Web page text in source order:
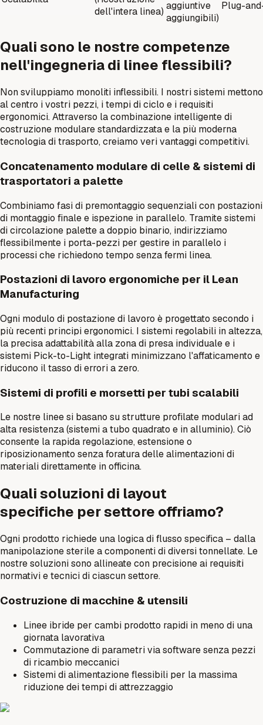
dell'intera linea) aggiuntive
aggiungibili)
Plug-
Quali sono le nostre competenze
nell'ingegneria di linee flessibili?
Non sviluppiamo monoliti inflessibili. I nostri sistemi mettono
al centro i vostri pezzi, i tempi di ciclo e i requisiti
ergonomici. Attraverso la combinazione intelligente di
costruzione modulare standardizzata e la più moderna
tecnologia di trasporto, creiamo veri vantaggi competitivi.
Concatenamento modulare di celle & sistemi di
trasportatori a palette
Combiniamo fasi di premontaggio sequenziali con postazioni
di montaggio finale e ispezione in parallelo. Tramite sistemi
di circolazione palette a doppio binario, indirizziamo
flessibilmente i porta-pezzi per gestire in parallelo i
processi che richiedono tempo senza fermi linea.
Postazioni di lavoro ergonomiche per il Lean
Manufacturing
Ogni modulo di postazione di lavoro è progettato secondo i
più recenti principi ergonomici. I sistemi regolabili in altezza,
la precisa adattabilità alla zona di presa individuale e i
sistemi Pick-to-Light integrati minimizzano l'affaticamento e
riducono il tasso di errori a zero.
Sistemi di profili e morsetti per tubi scalabili
Le nostre linee si basano su strutture profilate modulari ad
alta resistenza (sistemi a tubo quadrato e in alluminio). Ciò
consente la rapida regolazione, estensione o
riposizionamento senza foratura delle alimentazioni di
materiali direttamente in officina.
Quali soluzioni di layout
specifiche per settore offriamo?
Ogni prodotto richiede una logica di flusso specifica – dalla
manipolazione sterile a componenti di diversi tonnellate. Le
nostre soluzioni sono allineate con precisione ai requisiti
normativi e tecnici di ciascun settore.
Costruzione di macchine & utensili
Linee ibride per cambi prodotto rapidi in meno di una
giornata lavorativa
Commutazione di parametri via software senza pezzi
di ricambio meccanici
Sistemi di alimentazione flessibili per la massima
riduzione dei tempi di attrezzaggio